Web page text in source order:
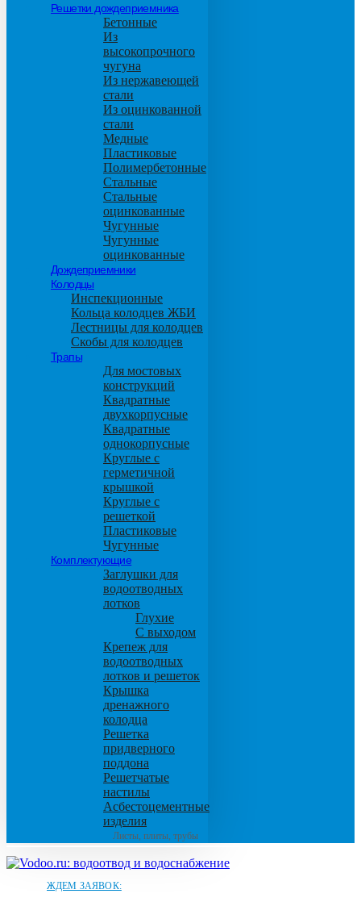
Решетки дождеприемника
Бетонные
Из
высокопрочного
чугуна
Из нержавеющей
стали
Из оцинкованной
стали
Медные
Пластиковые
Полимербетонные
Стальные
Стальные
оцинкованные
Чугунные
Чугунные
оцинкованные
Дождеприемники
Колодцы
Инспекционные
Кольца колодцев ЖБИ
Лестницы для колодцев
Скобы для колодцев
Трапы
Для мостовых
конструкций
Квадратные
двухкорпусные
Квадратные
однокорпусные
Круглые с
герметичной
крышкой
Круглые с
решеткой
Пластиковые
Чугунные
Комплектующие
Заглушки для
водоотводных
лотков
Глухие
С выходом
Крепеж для
водоотводных
лотков и решеток
Крышка
дренажного
колодца
Решетка
придверного
поддона
Решетчатые
настилы
Асбестоцементные
изделия
Листы, плиты, трубы
ЖДЕМ ЗАЯВОК: